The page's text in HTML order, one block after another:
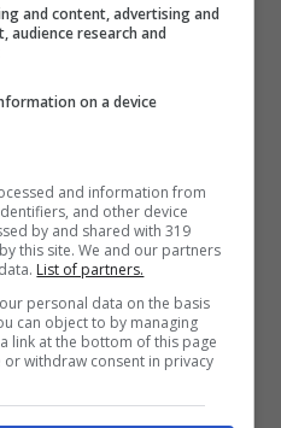
non ha apprezzato
esterno, il modo con
and content, advertising and
audience research and
on a device
and information from
and other device
by and shared with 319
this site. We and our partners
List of partners.
personal data on the basis
can object to by managing
link at the bottom of this page
withdraw consent in privacy